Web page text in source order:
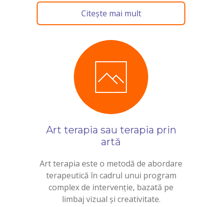
Citește mai mult
Art terapia sau terapia prin
artă
Art terapia este o metodă de abordare
terapeutică în cadrul unui program
complex de intervenție, bazată pe
limbaj vizual și creativitate.